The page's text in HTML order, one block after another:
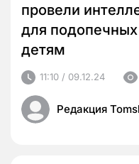
провели
для
детям
11:10 / 09.12.24
Редакция